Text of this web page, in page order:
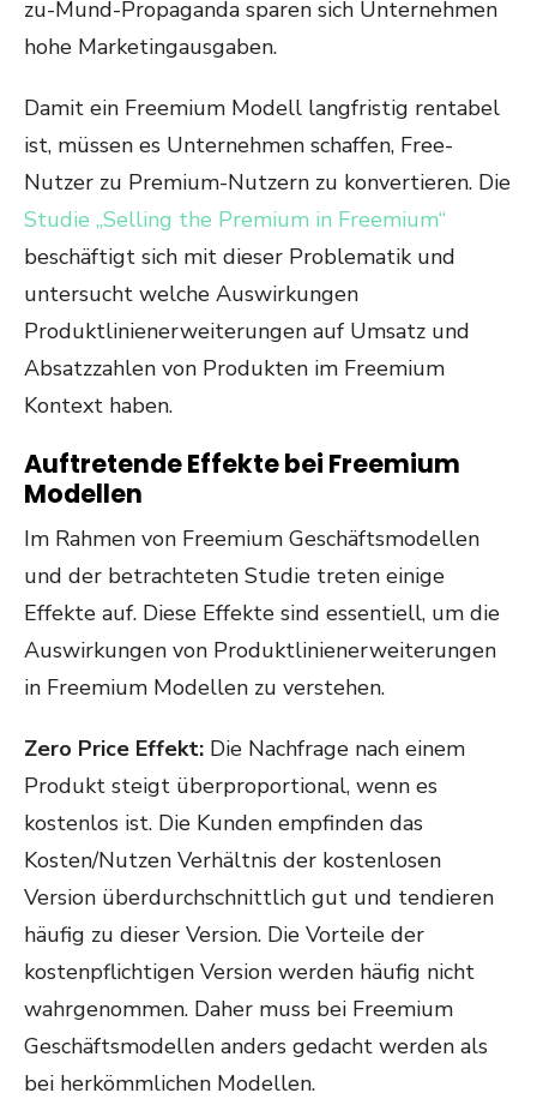
zu-Mund-Propaganda sparen sich Unternehmen
hohe Marketingausgaben.
Damit ein Freemium Modell langfristig rentabel
ist, müssen es Unternehmen schaffen, Free-
Nutzer zu Premium-Nutzern zu konvertieren. Die
Studie „Selling the Premium in Freemium“
beschäftigt sich mit dieser Problematik und
untersucht welche Auswirkungen
Produktlinienerweiterungen auf Umsatz und
Absatzzahlen von Produkten im Freemium
Kontext haben.
Auftretende Effekte bei Freemium
Modellen
Im Rahmen von Freemium Geschäftsmodellen
und der betrachteten Studie treten einige
Effekte auf. Diese Effekte sind essentiell, um die
Auswirkungen von Produktlinienerweiterungen
in Freemium Modellen zu verstehen.
Zero Price Effekt: Die Nachfrage nach einem
Produkt steigt überproportional, wenn es
kostenlos ist. Die Kunden empfinden das
Kosten/Nutzen Verhältnis der kostenlosen
Version überdurchschnittlich gut und tendieren
häufig zu dieser Version. Die Vorteile der
kostenpflichtigen Version werden häufig nicht
wahrgenommen. Daher muss bei Freemium
Geschäftsmodellen anders gedacht werden als
bei herkömmlichen Modellen.